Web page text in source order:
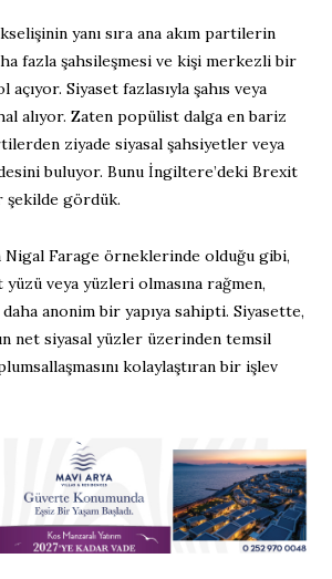
yanı sıra ana akım partilerin
fazla şahsileşmesi ve kişi merkezli bir
Siyaset fazlasıyla şahıs veya
alıyor. Zaten popülist dalga en bariz
ziyade siyasal şahsiyetler veya
buluyor. Bunu İngiltere’deki Brexit
şekilde gördük.
Nigal Farage örneklerinde olduğu gibi,
yüzü veya yüzleri olmasına rağmen,
anonim bir yapıya sahipti. Siyasette,
net siyasal yüzler üzerinden temsil
kolaylaştıran bir işlev